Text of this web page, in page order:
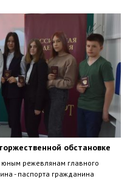
обстановке
режевлянам главного
- паспорта гражданина